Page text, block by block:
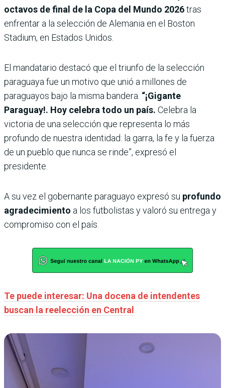
octavos de final de la Copa del Mundo 2026tras
enfrentar a la selección de Alemania en el Boston
Stadium, en Estados Unidos.
El mandatario destacó que el triunfo de la selección
paraguaya fue un motivo que unió a millones de
paraguayos bajo la misma bandera. “¡Gigante
Paraguay!. Hoy celebra todo un país. Celebra la
victoria de una selección que representa lo más
profundo de nuestra identidad: la garra, la fe y la fuerza
de un pueblo que nunca se rinde”, expresó el
presidente.
A su vez el gobernante paraguayo expresó su profundo
agradecimiento a los futbolistas y valoró su entrega y
compromiso con el país.
Te puede interesar: Una docena de intendentes
buscan la reelección en Central